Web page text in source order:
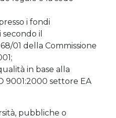
i fondi
il
01 della Commissione
in base alla
9001:2000 settore EA
pubbliche o